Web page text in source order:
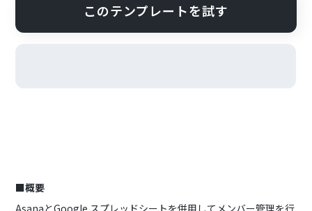
このテンプレートを試す
■概要
AsanaとGoogle スプレッドシートを併用してメンバー管理を行